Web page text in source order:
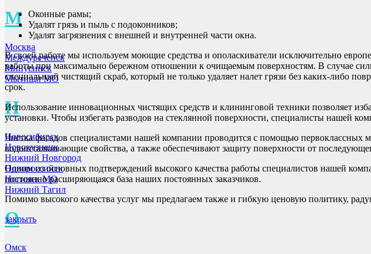
М
Москва
Междуреченск
Минусинск
Мытищи МО
Н
Новосибирск
Новокузнецк
Нижний Новгород
Новороссийск
Ногинск МО
Нижний Тагил
О
Омск
Оконные рамы;
Удалят грязь и пыль с подоконников;
Удалят загрязнения с внешней и внутренней части окна.
В своей работе мы используем моющие средства и ополаскиватели исключительно
работы при максимально бережном отношении к очищаемым поверхностям. В случае
специальный чистящий скраб, который не только удаляет налет грязи без каких-либо
срок.
Использование инновационных чистящих средств и клининговой техники позволяет
установки. Чтобы избегать разводов на стеклянной поверхности, специалисты нашей
Чистка фасадов специалистами нашей компании проводится с помощью первоклассных
водоотталкивающие свойства, а также обеспечивают защиту поверхности от
Одним из основных подтверждений высокого качества работы специалистов нашей
постоянно расширяющаяся база наших постоянных заказчиков.
Помимо высокого качества услуг мы предлагаем также и гибкую ценовую политику,
закрыть